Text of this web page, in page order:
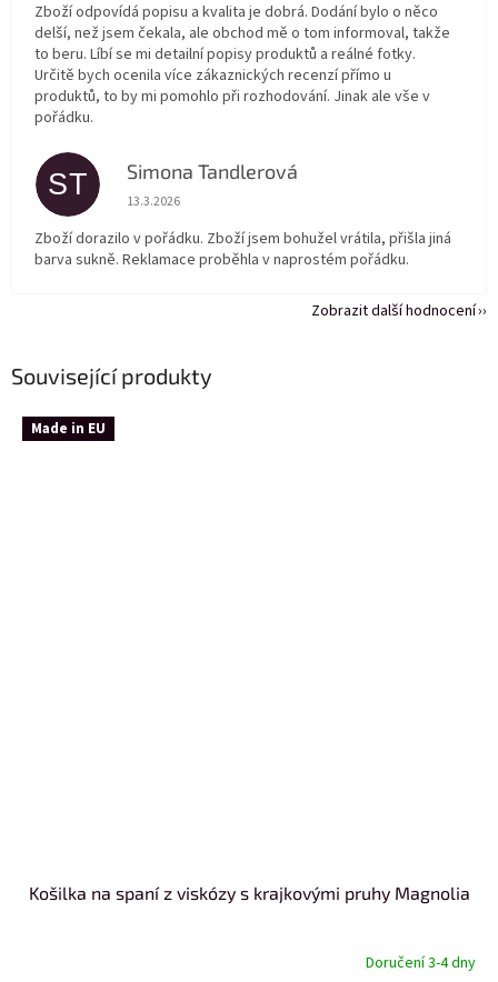
Související produkty
Made in EU
Košilka na spaní z viskózy s krajkovými pruhy Magnolia
Doručení 3-4 dny
Zboží odpovídá popisu a kvalita je dobrá. Dodání bylo o něco
delší, než jsem čekala, ale obchod mě o tom informoval, takže
to beru. Líbí se mi detailní popisy produktů a reálné fotky.
Určitě bych ocenila více zákaznických recenzí přímo u
produktů, to by mi pomohlo při rozhodování. Jinak ale vše v
pořádku.
ST Simona Tandlerová
Hodnocení obchodu je 5 z 5 hvězdiček.
13.3.2026
Zboží dorazilo v pořádku. Zboží jsem bohužel vrátila, přišla jiná
barva sukně. Reklamace proběhla v naprostém pořádku.
Zobrazit další hodnocení